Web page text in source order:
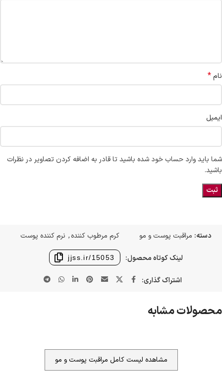
نام*
ایمیل
شما باید وارد حساب خود شده باشید تا قادر به اضافه کردن تصاویر در نظرات
باشید.
دسته: مراقبت پوست و مو کرم مرطوب کننده, نرم کننده پوست
لینک کوتاه محصول: jjss.ir/15053
اشتراک گذاری:
محصولات مشابه
مشاهده لیست کامل مراقبت پوست و مو